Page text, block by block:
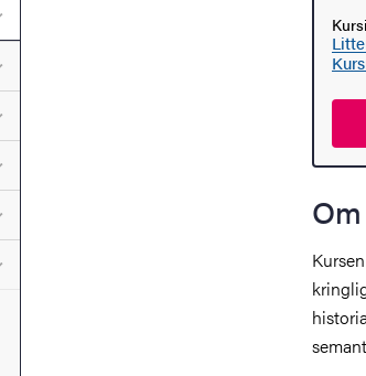
Undermeny för Efter studierna
Undermeny för Forskning
Undermeny för Forskarutbildning
Undermeny för Samverkan och innovation
Undermeny för Om universitetet
Undermeny för Aktuellt